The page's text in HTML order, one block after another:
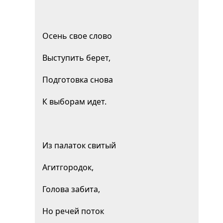
Осень свое слово
Выступить берет,
Подготовка снова
К выборам идет.
Из палаток свитый
Агитгородок,
Голова забита,
Но речей поток